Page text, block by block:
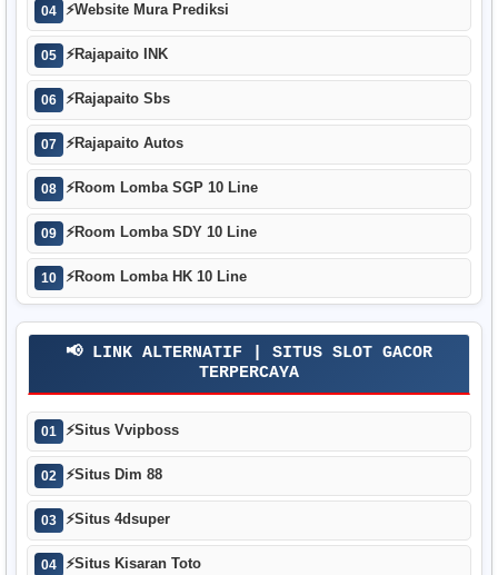
04 ⚡Website Mura Prediksi
05 ⚡Rajapaito INK
06 ⚡Rajapaito Sbs
07 ⚡Rajapaito Autos
08 ⚡Room Lomba SGP 10 Line
09 ⚡Room Lomba SDY 10 Line
10 ⚡Room Lomba HK 10 Line
📢 LINK ALTERNATIF | SITUS SLOT GACOR
TERPERCAYA
01 ⚡Situs Vvipboss
02 ⚡Situs Dim 88
03 ⚡Situs 4dsuper
04 ⚡Situs Kisaran Toto